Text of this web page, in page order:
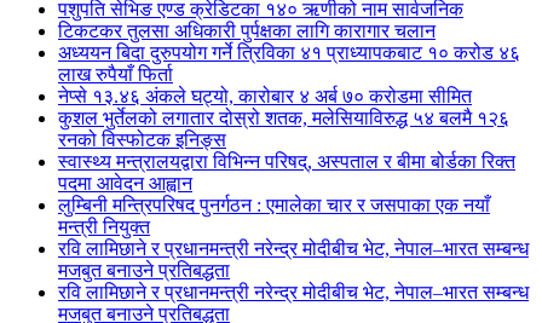
पशुपति सेभिङ एण्ड क्रेडिटका १४० ऋणीको नाम सार्वजनिक
टिकटकर तुलसा अधिकारी पुर्पक्षका लागि कारागार चलान
अध्ययन बिदा दुरुपयोग गर्ने त्रिविका ४१ प्राध्यापकबाट १० करोड ४६
लाख रुपैयाँ फिर्ता
नेप्से १३.४६ अंकले घट्यो, कारोबार ४ अर्ब ७० करोडमा सीमित
कुशल भुर्तेलको लगातार दोस्रो शतक, मलेसियाविरुद्ध ५४ बलमै १२६
रनको विस्फोटक इनिङ्स
स्वास्थ्य मन्त्रालयद्वारा विभिन्न परिषद्, अस्पताल र बीमा बोर्डका रिक्त
पदमा आवेदन आह्वान
लुम्बिनी मन्त्रिपरिषद पुनर्गठन : एमालेका चार र जसपाका एक नयाँ
मन्त्री नियुक्त
रवि लामिछाने र प्रधानमन्त्री नरेन्द्र मोदीबीच भेट, नेपाल–भारत सम्बन्ध
मजबुत बनाउने प्रतिबद्धता
रवि लामिछाने र प्रधानमन्त्री नरेन्द्र मोदीबीच भेट, नेपाल–भारत सम्बन्ध
मजबुत बनाउने प्रतिबद्धता